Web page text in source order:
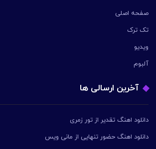
صفحه اصلی
تک ترک
ویدیو
آلبوم
آخرین ارسالی ها
دانلود اهنگ تقدیر از تور زمری
دانلود اهنگ حضور تنهایی از مانی ویس